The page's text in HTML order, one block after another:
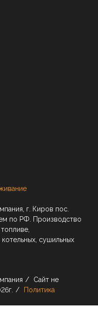
г. Киров пос.
по РФ. Производство
сушильных
/
Сайт не
/
Политика